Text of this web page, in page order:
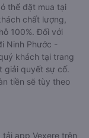
thể đặt mua tại
chất lượng,
100%. Đối với
Ninh Phước -
khách tại trang
giải quyết sự cố.
tiền sẽ tùy theo
app Vexere trên